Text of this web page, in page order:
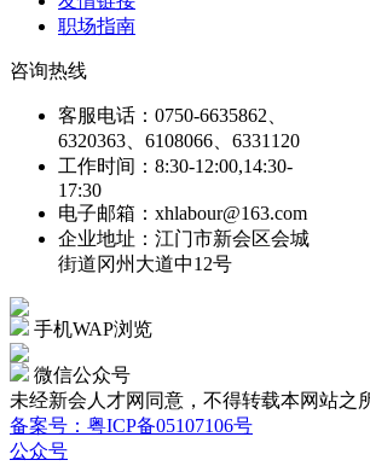
职场指南
咨询热线
客服电话：0750-6635862、
6320363、6108066、6331120
工作时间：8:30-12:00,14:30-
17:30
电子邮箱：xhlabour@163.com
企业地址：江门市新会区会城
街道冈州大道中12号
手机WAP浏览
微信公众号
未经新会人才网同意，不得转载本网站之
备案号：粤ICP备05107106号
公众号